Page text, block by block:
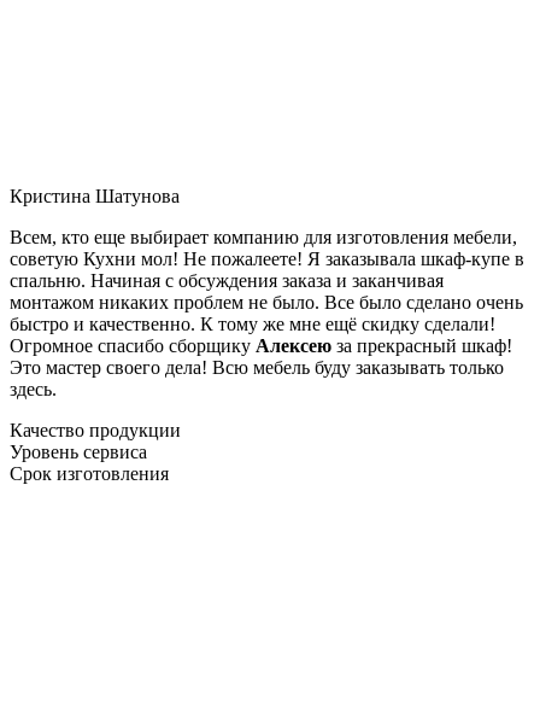
Кристина Шатунова
Всем, кто еще выбирает компанию для изготовления мебели,
советую Кухни мол! Не пожалеете! Я заказывала шкаф-купе в
спальню. Начиная с обсуждения заказа и заканчивая
монтажом никаких проблем не было. Все было сделано очень
быстро и качественно. К тому же мне ещё скидку сделали!
Огромное спасибо сборщику Алексею за прекрасный шкаф!
Это мастер своего дела! Всю мебель буду заказывать только
здесь.
Качество продукции
Уровень сервиса
Срок изготовления